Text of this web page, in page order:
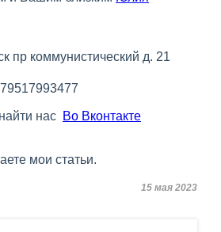
пр коммунистический д. 21
нас Во Вконтакте
мои статьи.
15 мая 2023